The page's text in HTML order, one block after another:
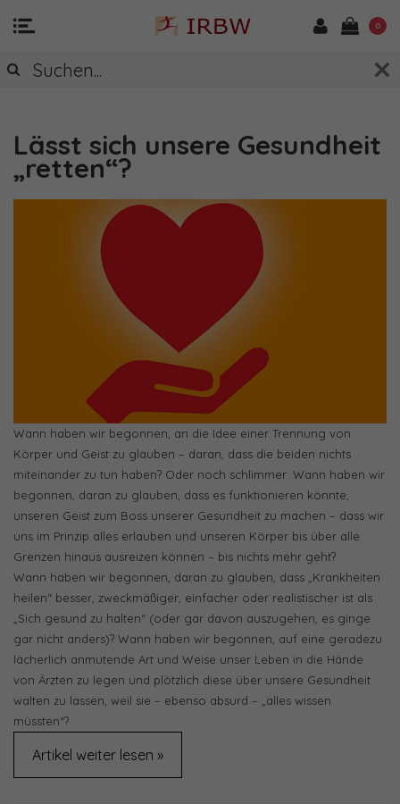
0
"RADATZ INSPIRIERT" - DER BLOG VON
DR. SONJA RADATZ
Lässt sich unsere Gesundheit
„retten“?
Wann haben wir begonnen, an die Idee einer Trennung von
Körper und Geist zu glauben – daran, dass die beiden nichts
miteinander zu tun haben? Oder noch schlimmer: Wann haben wir
begonnen, daran zu glauben, dass es funktionieren könnte,
unseren Geist zum Boss unserer Gesundheit zu machen – dass wir
uns im Prinzip alles erlauben und unseren Körper bis über alle
Grenzen hinaus ausreizen können – bis nichts mehr geht?
Wann haben wir begonnen, daran zu glauben, dass „Krankheiten
heilen“ besser, zweckmäßiger, einfacher oder realistischer ist als
„Sich gesund zu halten“ (oder gar davon auszugehen, es ginge
gar nicht anders)? Wann haben wir begonnen, auf eine geradezu
lächerlich anmutende Art und Weise unser Leben in die Hände
von Ärzten zu legen und plötzlich diese über unsere Gesundheit
walten zu lassen, weil sie – ebenso absurd – „alles wissen
müssten“?
Artikel weiter lesen »